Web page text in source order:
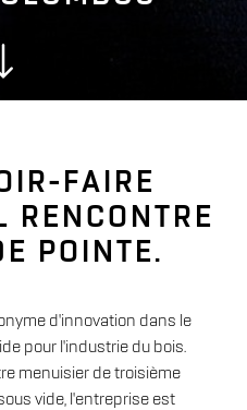
FAIRE
RENCONTRE
POINTE.
d'innovation dans le
pour l'industrie du bois.
menuisier de troisième
vide, l'entreprise est